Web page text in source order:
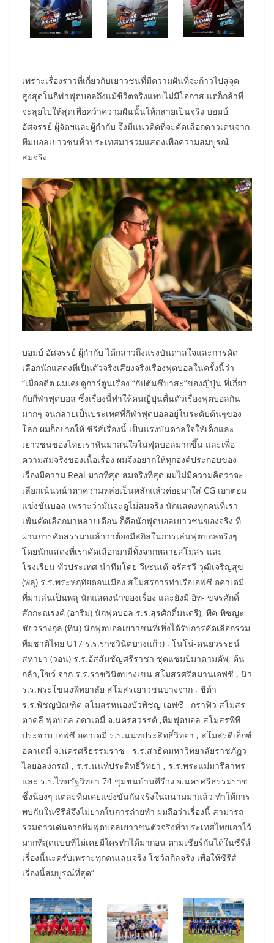
เพราะเรื่องราวที่เกี่ยวกับเยาวชนที่มีความฝันที่จะก้าวไปสู่จุด
สูงสุดในกีฬาฟุตบอลถึงแม้ชีวิตจริงแทบไม่มีโอกาส แต่ก็กล้าที่
จะลุยไปให้สุดเพื่อคว้าความฝันนั้นให้กลายเป็นจริง บอมบ์
อัศจรรย์ ผู้จัดฯและผู้กำกับ จึงมีแนวคิดที่จะคัดเลือกดาวเด่นจาก
ทีมบอลเยาวชนทั่วประเทศมาร่วมแสดงเพื่อความสมบูรณ์
สมจริง
บอมบ์ อัศจรรย์ ผู้กำกับ ได้กล่าวถึงแรงบันดาลใจและการคัด
เลือกนักแสดงที่เป็นตัวจริงเสียงจริงเรื่องฟุตบอลในครั้งนี้ว่า
“เมื่ออดีต ผมเคยดูการ์ตูนเรื่อง “กัปตันซึบาสะ”ของญี่ปุ่น ที่เกี่ยว
กับกีฬาฟุตบอล ซึ่งเรื่องนี้ทำให้คนญี่ปุ่นตื่นตัวเรื่องฟุตบอลกัน
มากๆ จนกลายเป็นประเทศที่กีฬาฟุตบอลอยู่ในระดับต้นๆของ
โลก ผมก็อยากให้ ซีรีส์เรื่องนี้ เป็นแรงบันดาลใจให้เด็กและ
เยาวชนของไทยเราหันมาสนใจในฟุตบอลมากขึ้น และเพื่อ
ความสมจริงของเนื้อเรื่อง ผมจึงอยากให้ทุกองค์ประกอบของ
เรื่องมีความ Real มากที่สุด สมจริงที่สุด ผมไม่มีความคิดว่าจะ
เลือกเน้นหน้าตาความหล่อเป็นหลักแล้วค่อยมาใส่ CG เอาตอน
แข่งขันบอล เพราะว่ามันจะดูไม่สมจริง นักแสดงทุกคนที่เรา
เฟ้นคัดเลือกมาหลายเดือน ก็คือนักฟุตบอลเยาวชนของจริง ที่
ผ่านการคัดสรรมาแล้วว่าต้องมีสกิลในการเล่นฟุตบอลจริงๆ
โดยนักแสดงที่เราคัดเลือกมามีทั้งจากหลายสโมสร และ
โรงเรียน ทั่วประเทศ นำทีมโดย วีเซนเต้-จรัสรวี วุฒิเจริญสุข
(พลุ) ร.ร.พระหฤทัยดอนเมือง สโมสรการท่าเรือเอฟซี อคาเดมี่
ที่มาเล่นเป็นพลุ นักแสดงนำของเรื่อง และยังมี อิท- ขจรศักดิ์
สักกะณรงค์ (อาริม) นักฟุตบอล ร.ร.สุรศักดิ์มนตรี), พีค-พิชญะ
ชัยวรางกุล (ทีน) นักฟุตบอลเยาวชนที่เพิ่งได้รับการคัดเลือกร่วม
ทีมชาติไทย U17 ร.ร.ราชวินิตบางแก้ว) , โนโน่-ดนยวรรธน์
สหายา (วอน) ร.ร.อัสสัมชัญศรีราชา ชุดแชมป์มาดามคัพ, ต้น
กล้า,โชว์ จาก ร.ร.ราชวินิตบางเขน สโมสรศรีสมานเอฟซี , นิว
ร.ร.พระโขนงพิทยาลัย สโมสรเยาวชนบางจาก , ชีต้า
ร.ร.พิชญบัณฑิต สโมสรหนองบัวพิชญ เอฟซี , กราฟิว สโมสร
ตาคลี ฟุตบอล อคาเดมี่ จ.นครสวรรค์ ,ทีมฟุตบอล สโมสรพีที
ประจวบ เอฟซี อคาเดมี่ ร.ร.นนทประสิทธิ์วิทยา , สโมสรดีเอ็กซ์
อคาเดมี่ จ.นครศรีธรรมราช , ร.ร.สาธิตมหาวิทยาลัยราชภัฏว
ไลยอลงกรณ์ , ร.ร.นนท์ประสิทธิ์วิทยา , ร.ร.พระแม่มารีสาทร
และ ร.ร.ไทยรัฐวิทยา 74 ชุมชนบ้านคีรีวง จ.นครศรีธรรมราช
ซึ่งน้องๆ แต่ละทีมเคยแข่งขันกันจริงในสนามมาแล้ว ทำให้การ
พบกันในซีรีส์จึงไม่ยากในการถ่ายทำ ผมถือว่าเรื่องนี้ สามารถ
รวมดาวเด่นจากทีมฟุตบอลเยาวชนตัวจริงทั่วประเทศไทยเอาไว้
มากที่สุดแบบที่ไม่เคยมีใครทำได้มาก่อน ตามเชียร์กันได้ในซีรีส์
เรื่องนี้นะครับเพราะทุกคนเล่นจริง โชว์สกิลจริง เพื่อให้ซีรีส์
เรื่องนี้สมบูรณ์ที่สุด”